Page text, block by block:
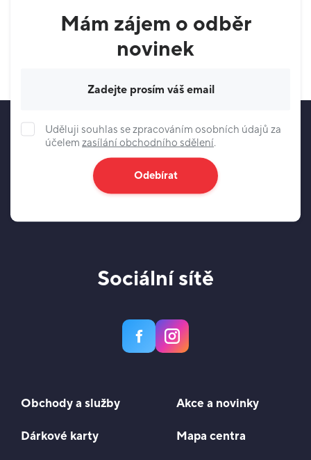
Mám zájem o odběr
novinek
Uděluji souhlas se zpracováním osobních údajů za
účelem zasílání obchodního sdělení.
Odebírat
Sociální sítě
Obchody a služby Akce a novinky
Dárkové karty Mapa centra